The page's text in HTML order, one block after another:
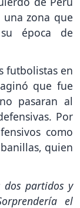
una zona que
época de
futbolistas en
que fue
pasaran al
Por
como
quien
dos partidos y
el